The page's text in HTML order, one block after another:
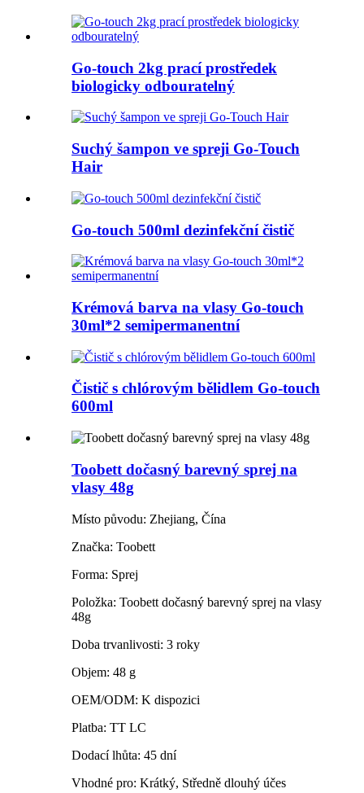
Go-touch 2kg prací prostředek
biologicky odbouratelný
Suchý šampon ve spreji Go-Touch
Hair
Go-touch 500ml dezinfekční čistič
Krémová barva na vlasy Go-touch
30ml*2 semipermanentní
Čistič s chlórovým bělidlem Go-touch
600ml
Toobett dočasný barevný sprej na
vlasy 48g
Místo původu: Zhejiang, Čína
Značka: Toobett
Forma: Sprej
Položka: Toobett dočasný barevný sprej na vlasy
48g
Doba trvanlivosti: 3 roky
Objem: 48 g
OEM/ODM: K dispozici
Platba: TT LC
Dodací lhůta: 45 dní
Vhodné pro: Krátký, Středně dlouhý účes